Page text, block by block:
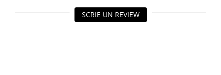
SCRIE UN REVIEW